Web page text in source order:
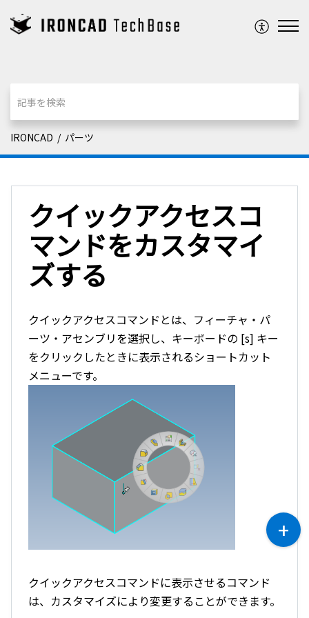
IRONCAD パーツ
クイックアクセスコ
マンドをカスタマイ
ズする
クイックアクセスコマンドとは、 フィーチャ・パ
ーツ・アセンブリを選択し、キーボードの [s] キー
をクリックしたときに表示されるショートカット
メニューです。
クイックアクセスコマンドに表示させるコマンド
は、カスタマイズにより変更することができます。